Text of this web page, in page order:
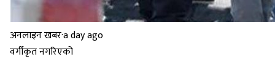
अनलाइन खबर·a day ago
वर्गीकृत नगरिएको